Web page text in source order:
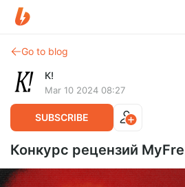
Go to blog
К!
Mar 10 2024 08:27
SUBSCRIBE
Конкурс рецензий